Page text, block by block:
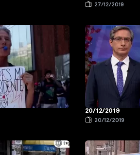
27/12/2019
20/12/2019
20/12/2019